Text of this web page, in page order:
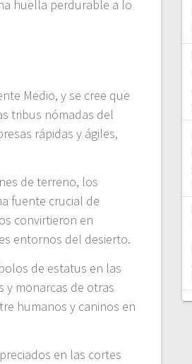
huella perdurable a lo
Medio, y se cree que
tribus nómadas del
rápidas y ágiles,
de terreno, los
fuente crucial de
convirtieron en
entornos del desierto.
de estatus en las
y monarcas de otras
humanos y caninos en
en las cortes